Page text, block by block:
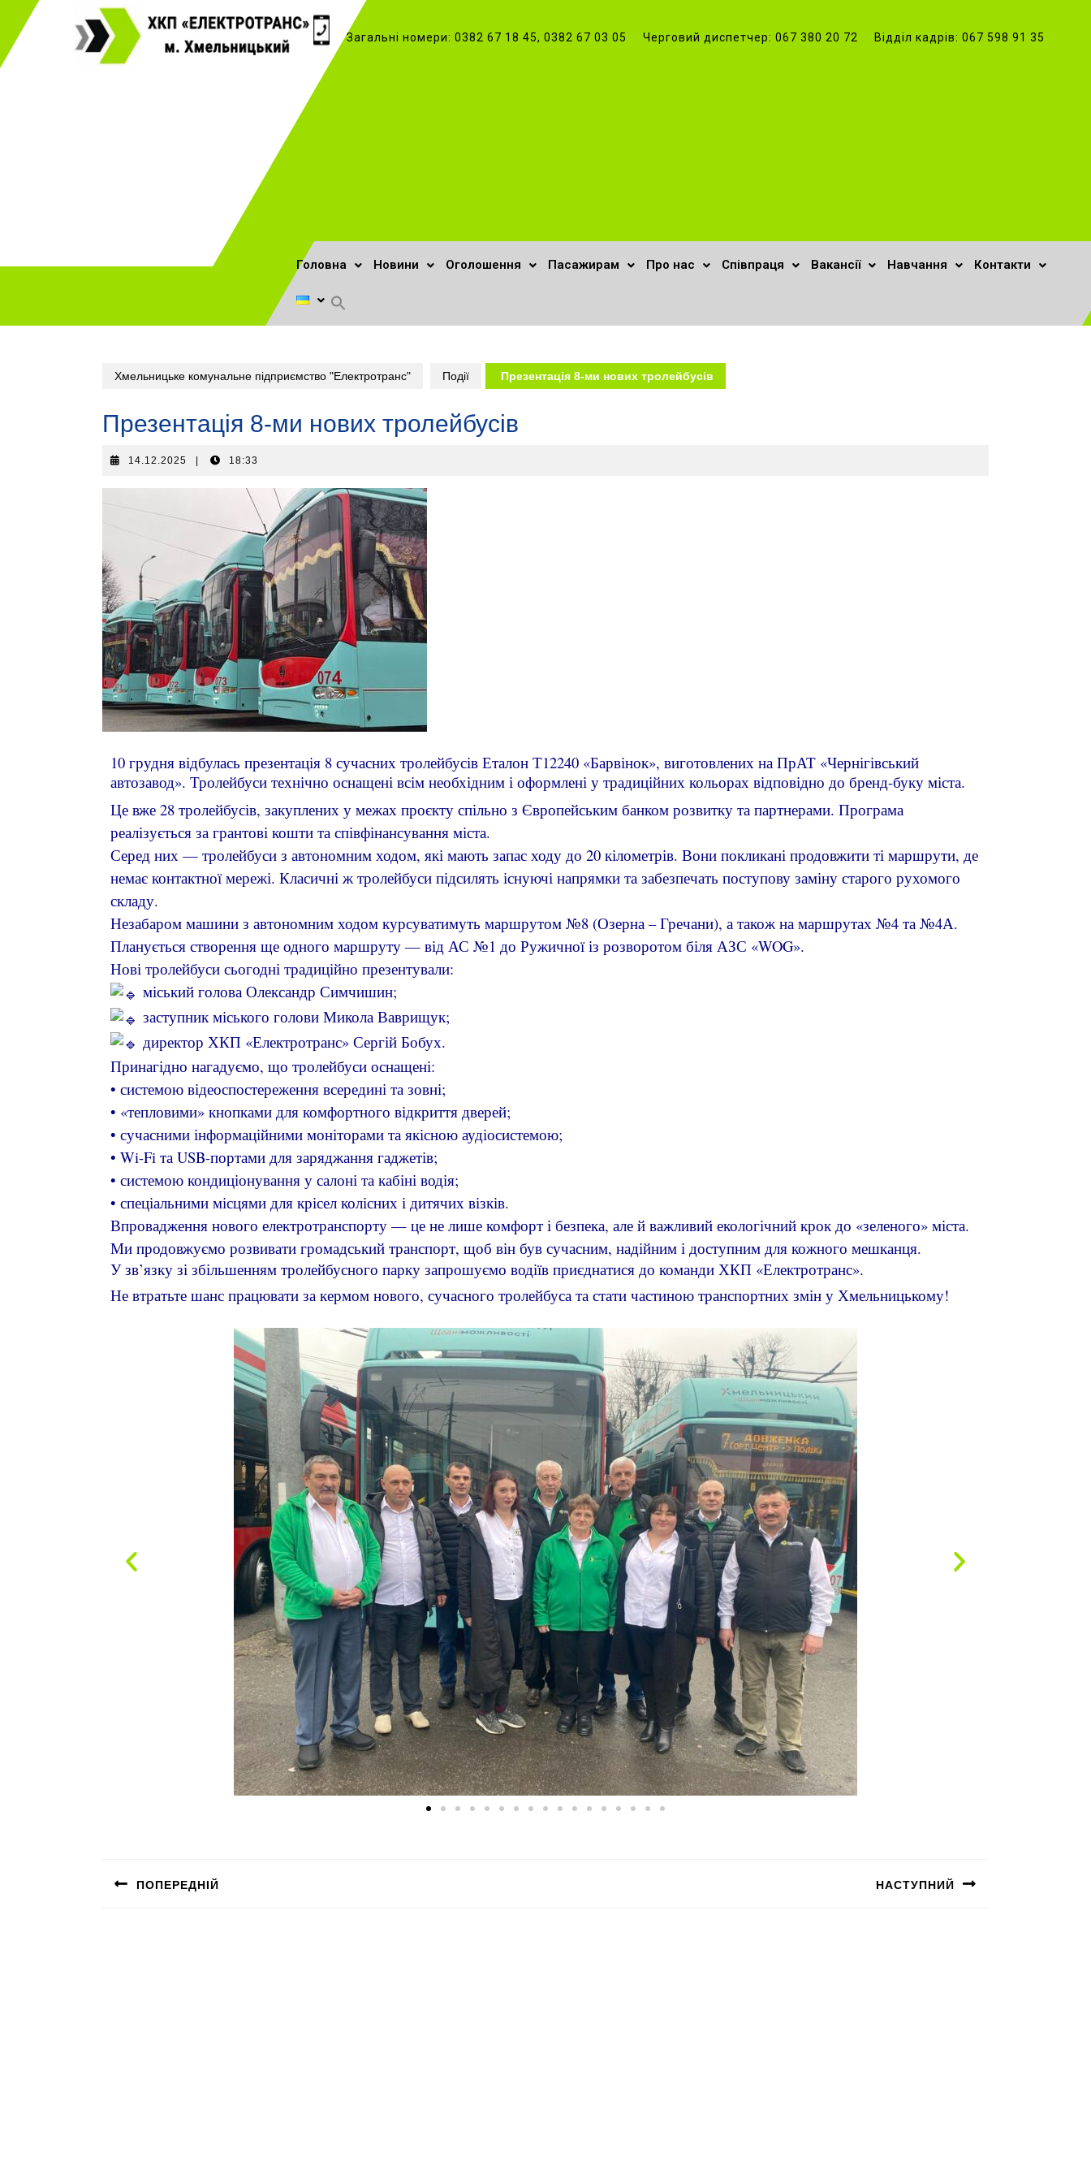
Загальні номери: 0382 67 18 45, 0382 67 03 05 Черговий диспетчер: 067 380 20 72 Відділ кадрів: 067 598 91 35
Головна Новини Оголошення Пасажирам Про нас Співпраця Вакансії Навчання Контакти
Хмельницьке комунальне підприємство "Електротранс" Події Презентація 8-ми нових тролейбусів
Презентація 8-ми нових тролейбусів
14.12.2025 18:33
10 грудня відбулась презентація 8 сучасних тролейбусів Еталон Т12240 «Барвінок», виготовлених на ПрАТ «Чернігівський
автозавод». Тролейбуси технічно оснащені всім необхідним і оформлені у традиційних кольорах відповідно до бренд-буку міста.
Це вже 28 тролейбусів, закуплених у межах проєкту спільно з Європейським банком розвитку та партнерами. Програма
реалізується за грантові кошти та співфінансування міста.
Серед них — тролейбуси з автономним ходом, які мають запас ходу до 20 кілометрів. Вони покликані продовжити ті маршрути, де
немає контактної мережі. Класичні ж тролейбуси підсилять існуючі напрямки та забезпечать поступову заміну старого рухомого
складу.
Незабаром машини з автономним ходом курсуватимуть маршрутом №8 (Озерна – Гречани), а також на маршрутах №4 та №4А.
Планується створення ще одного маршруту — від АС №1 до Ружичної із розворотом біля АЗС «WOG».
Нові тролейбуси сьогодні традиційно презентували:
міський голова Олександр Симчишин;
заступник міського голови Микола Ваврищук;
директор ХКП «Електротранс» Сергій Бобух.
Принагідно нагадуємо, що тролейбуси оснащені:
• системою відеоспостереження всередині та зовні;
• «тепловими» кнопками для комфортного відкриття дверей;
• сучасними інформаційними моніторами та якісною аудіосистемою;
• Wi-Fi та USB-портами для заряджання гаджетів;
• системою кондиціонування у салоні та кабіні водія;
• спеціальними місцями для крісел колісних і дитячих візків.
Впровадження нового електротранспорту — це не лише комфорт і безпека, але й важливий екологічний крок до «зеленого» міста.
Ми продовжуємо розвивати громадський транспорт, щоб він був сучасним, надійним і доступним для кожного мешканця.
У зв’язку зі збільшенням тролейбусного парку запрошуємо водіїв приєднатися до команди ХКП «Електротранс».
Не втратьте шанс працювати за кермом нового, сучасного тролейбуса та стати частиною транспортних змін у Хмельницькому!
ПОПЕРЕДНІЙ НАСТУПНИЙ